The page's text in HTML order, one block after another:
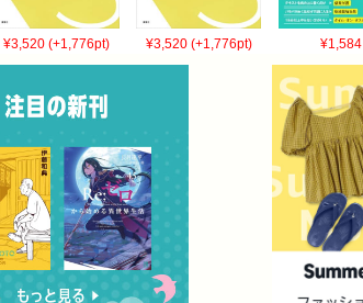
¥3,520 (+1,776pt) ¥3,520 (+1,776pt) ¥1,584